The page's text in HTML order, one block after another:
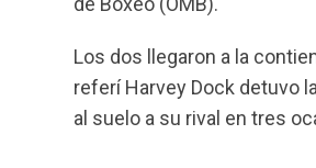
k
p
Los dos llegaron a la
referí Harvey Dock detuvo
al suelo a su rival en tres